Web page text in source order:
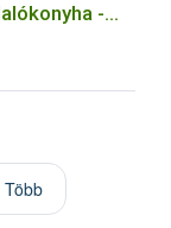
-
Több